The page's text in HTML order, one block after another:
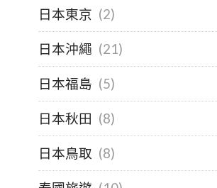
日本東京 (2)
日本沖繩 (21)
日本福島 (5)
日本秋田 (8)
日本鳥取 (8)